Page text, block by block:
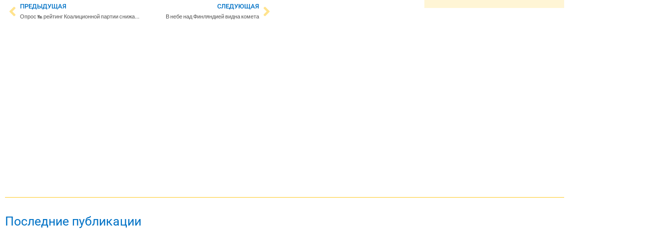
ПРЕДЫДУЩАЯ
Опрос Yle: рейтинг Коалиционной партии снижается третий месяц подряд – ”Центр” обошел ”Истинных финнов”
СЛЕДУЮЩАЯ
В небе над Финляндией видна комета
Последние публикации